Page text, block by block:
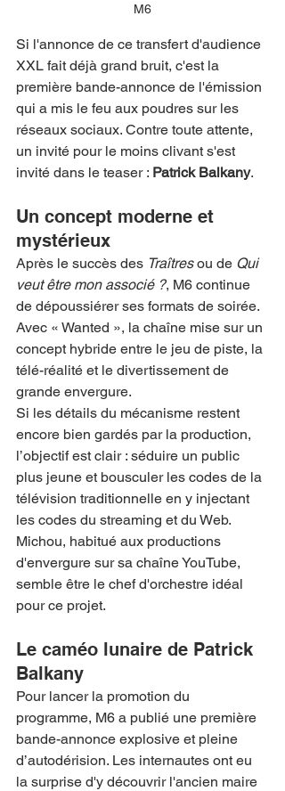
M6
Si l'annonce de ce transfert d'audience
XXL fait déjà grand bruit, c'est la
première bande-annonce de l'émission
qui a mis le feu aux poudres sur les
réseaux sociaux. Contre toute attente,
un invité pour le moins clivant s'est
invité dans le teaser : Patrick Balkany.
Un concept moderne et
mystérieux
Après le succès des Traîtres ou de Qui
veut être mon associé ?, M6 continue
de dépoussiérer ses formats de soirée.
Avec « Wanted », la chaîne mise sur un
concept hybride entre le jeu de piste, la
télé-réalité et le divertissement de
grande envergure.
Si les détails du mécanisme restent
encore bien gardés par la production,
l’objectif est clair : séduire un public
plus jeune et bousculer les codes de la
télévision traditionnelle en y injectant
les codes du streaming et du Web.
Michou, habitué aux productions
d'envergure sur sa chaîne YouTube,
semble être le chef d'orchestre idéal
pour ce projet.
Le caméo lunaire de Patrick
Balkany
Pour lancer la promotion du
programme, M6 a publié une première
bande-annonce explosive et pleine
d’autodérision. Les internautes ont eu
la surprise d'y découvrir l'ancien maire